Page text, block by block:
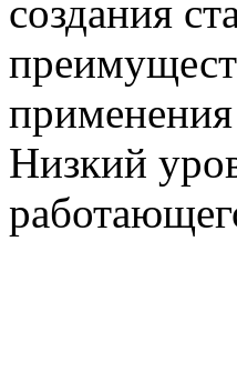
создания
применения
Низкий